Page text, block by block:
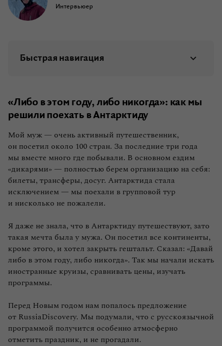
Интервьюер
Быстрая навигация
«Внутри стало просторнее»: новые знакомства
«Этот день теперь со мной на всю жизнь»:
предложение и роспись на краю света
«Я такое не пропущу»: Новый год и полярное
купание
и пингвины
«Вот бы время остановилось»: что делает
путешествие в Антарктиду особенным
«Либо в этом году, либо никогда»: как мы
решили поехать в Антарктиду
Мой муж — очень активный путешественник,
он посетил около 100 стран. За последние три года
мы вместе много где побывали. В основном ездим
«дикарями» — полностью берем организацию на себя:
билеты, трансферы, досуг. Антарктида стала
исключением — мы поехали в групповой тур
и нисколько не пожалели.
Я даже не знала, что в Антарктиду путешествуют, зато
такая мечта была у мужа. Он посетил все континенты,
кроме этого, и хотел закрыть гештальт. Сказал: «Давай
либо в этом году, либо никогда». Так мы начали искать
иностранные круизы, сравнивать цены, изучать
программы.
Перед Новым годом нам попалось предложение
от RussiaDiscovery. Мы подумали, что с русскоязычной
программой получится особенно атмосферно
отметить праздник, и не прогадали.